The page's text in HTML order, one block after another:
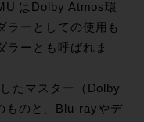
はDolby Atmos環
ラーとしての使用も
ラーとも呼ばれま
たマスター（Dolby
ものと、Blu-rayやデ